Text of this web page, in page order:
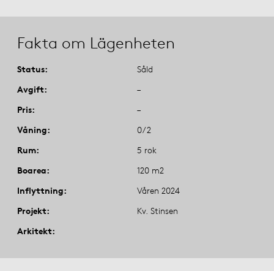
Fakta om Lägenheten
Status
Såld
Avgift
–
Pris
–
Våning
0/2
Rum
5 rok
Boarea
120 m2
Inflyttning
Våren 2024
Projekt
Kv. Stinsen
Arkitekt